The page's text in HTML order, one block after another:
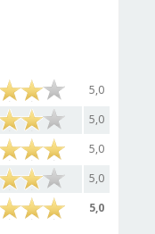
5,0
5,0
5,0
5,0
5,0